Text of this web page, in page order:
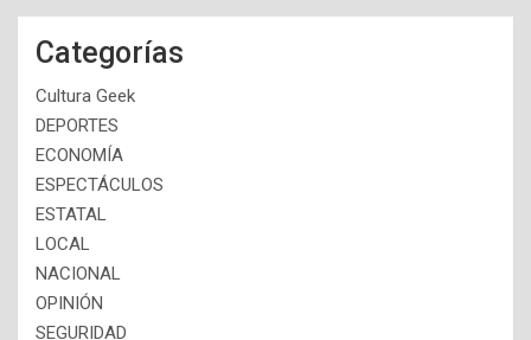
Categorías
Cultura Geek
DEPORTES
ECONOMÍA
ESPECTÁCULOS
ESTATAL
LOCAL
NACIONAL
OPINIÓN
SEGURIDAD